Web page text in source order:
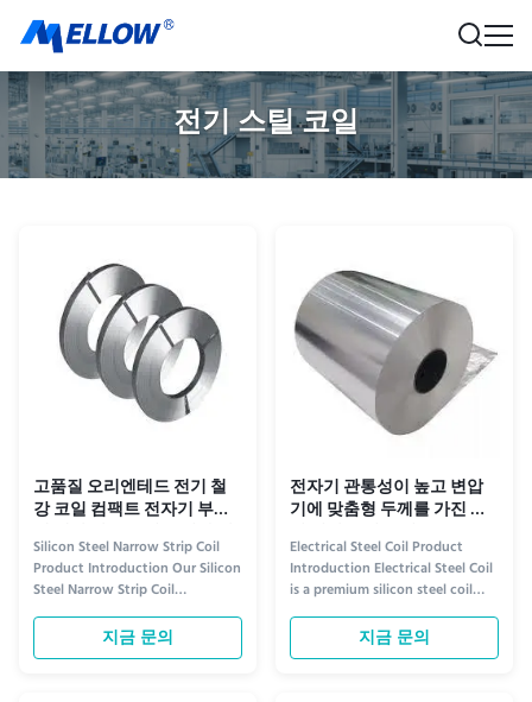
전기 스틸 코일
고품질 오리엔테드 전기 철
강 코일 컴팩트 전자기 부품
에 대한 낮은 코어 손실과 함
께 5mm-150mm 너비까지 정
밀 슬리팅
Silicon Steel Narrow Strip Coil
Product Introduction Our Silicon
Steel Narrow Strip Coil
represents the pinnacle of
precision and efficiency in soft
magnetic materials for modern
지금 문의
전자기 관통성이 높고 변압
기에 맞춤형 두께를 가진 전
기 철강 스틸 코일
Electrical Steel Coil Product
Introduction Electrical Steel Coil
is a premium silicon steel coil
engineered for high-efficiency
electromagnetic applications.
Manufactured from advanced
지금 문의